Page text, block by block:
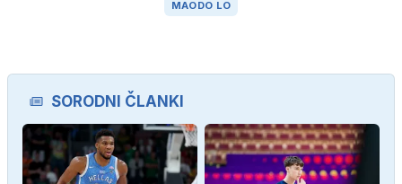
MAODO LO
SORODNI ČLANKI